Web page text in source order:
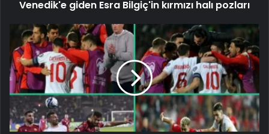
Venedik'e giden Esra Bilgiç'in kırmızı halı pozları